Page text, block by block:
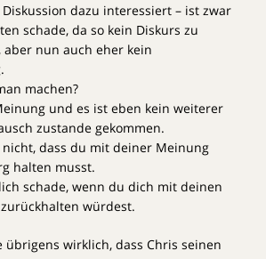
dazu interessiert – ist zwar
schade, da so kein Diskurs zu
aber nun auch eher kein
machen?
und es ist eben kein weiterer
zustande gekommen.
dass du mit deiner Meinung
halten musst.
schade, wenn du dich mit deinen
würdest.
übrigens wirklich, dass Chris seinen